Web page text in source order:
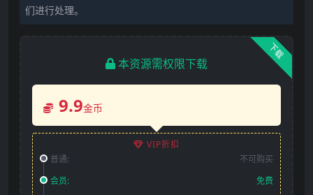
们进行处理。
下载
本资源需权限下载
9.9金币
VIP折扣
普通:
不可购买
会员:
免费